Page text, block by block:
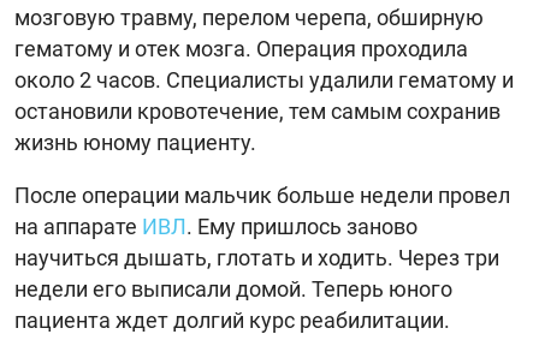
мозговую травму, перелом черепа, обширную
гематому и отек мозга. Операция проходила
около 2 часов. Специалисты удалили гематому и
остановили кровотечение, тем самым сохранив
жизнь юному пациенту.
После операции мальчик больше недели провел
на аппарате ИВЛ. Ему пришлось заново
научиться дышать, глотать и ходить. Через три
недели его выписали домой. Теперь юного
пациента ждет долгий курс реабилитации.